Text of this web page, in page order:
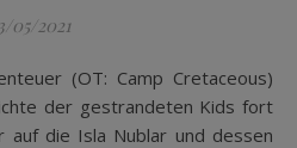
05/2021
der gestrandeten Kids fort
die Isla Nublar und dessen